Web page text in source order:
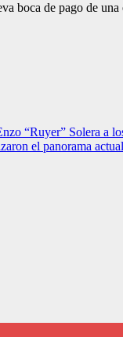
boca de pago de
“Ruyer” Solera a
el panorama